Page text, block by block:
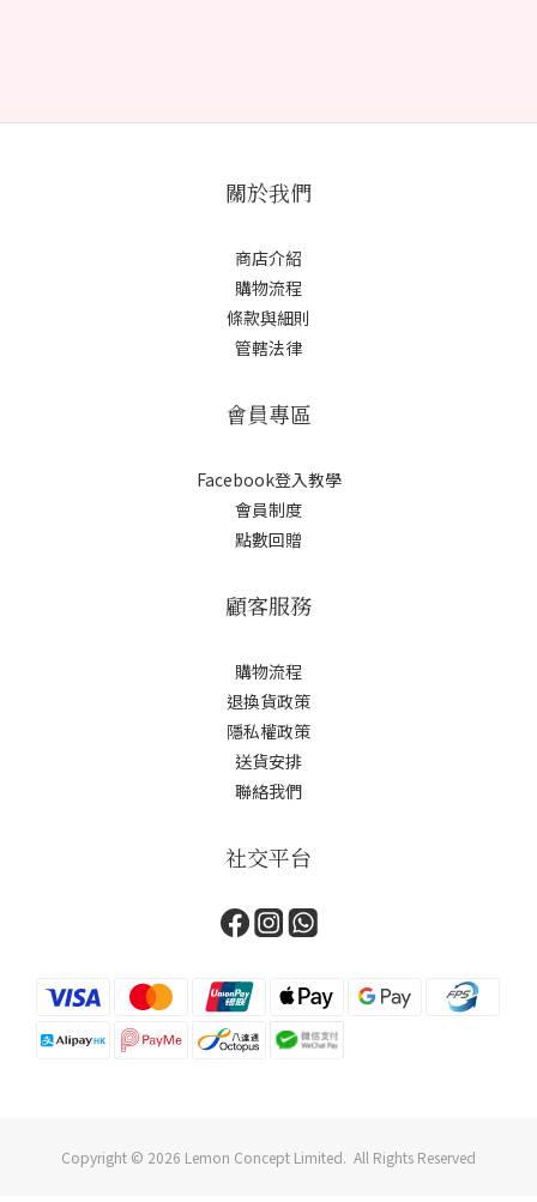
關於我們
商店介紹
購物流程
條款與細則
管轄法律
會員專區
Facebook登入教學
會員制度
點數回贈
顧客服務
購物流程
退換貨政策
隱私權政策
送貨安排
聯絡我們
社交平台
Copyright © 2026 Lemon Concept Limited. All Rights Reserved